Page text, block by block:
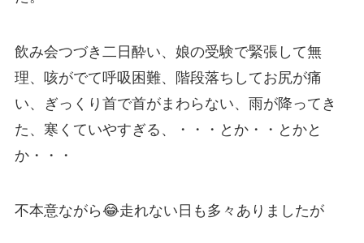
飲み会つづき二日酔い、娘の受験で緊張して無
理、咳がでて呼吸困難、階段落ちしてお尻が痛
い、ぎっくり首で首がまわらない、雨が降ってき
た、寒くていやすぎる、・・・とか・・とかと
か・・・
不本意ながら😂走れない日も多々ありましたが